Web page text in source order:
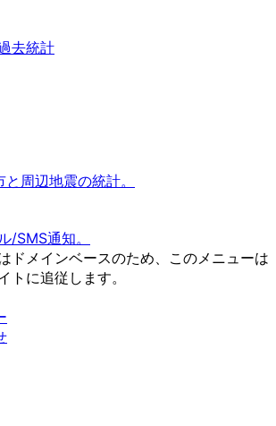
去統計
周辺地震の統計。
/SMS通知。
ドメインベースのため、このメニューは
トに追従します。